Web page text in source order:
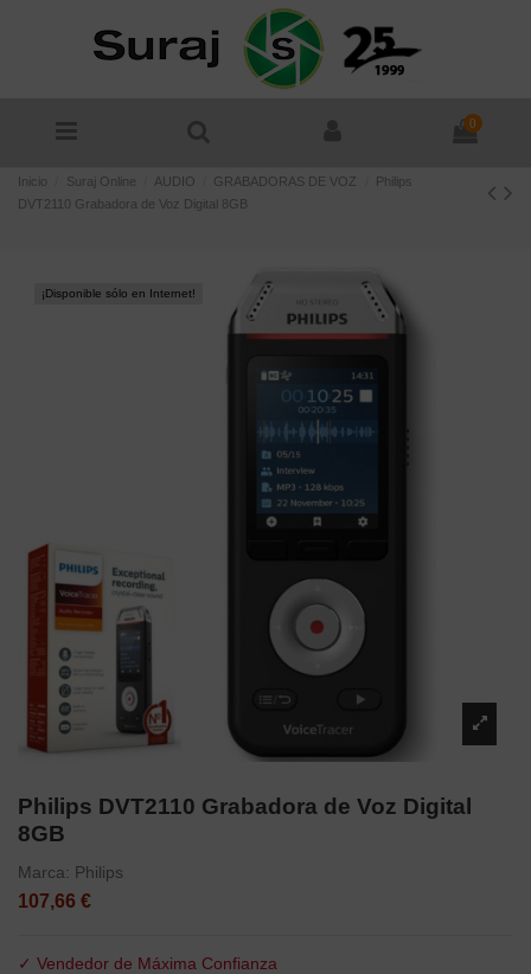
0
Inicio Suraj Online AUDIO GRABADORAS DE VOZ
Philips
DVT2110 Grabadora de Voz Digital 8GB
¡Disponible sólo en Internet!
Philips DVT2110 Grabadora de Voz Digital
8GB
Marca: Philips
107,66 €
✓ Vendedor de Máxima Confianza